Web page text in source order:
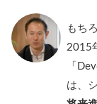
もち
2015
「
は、